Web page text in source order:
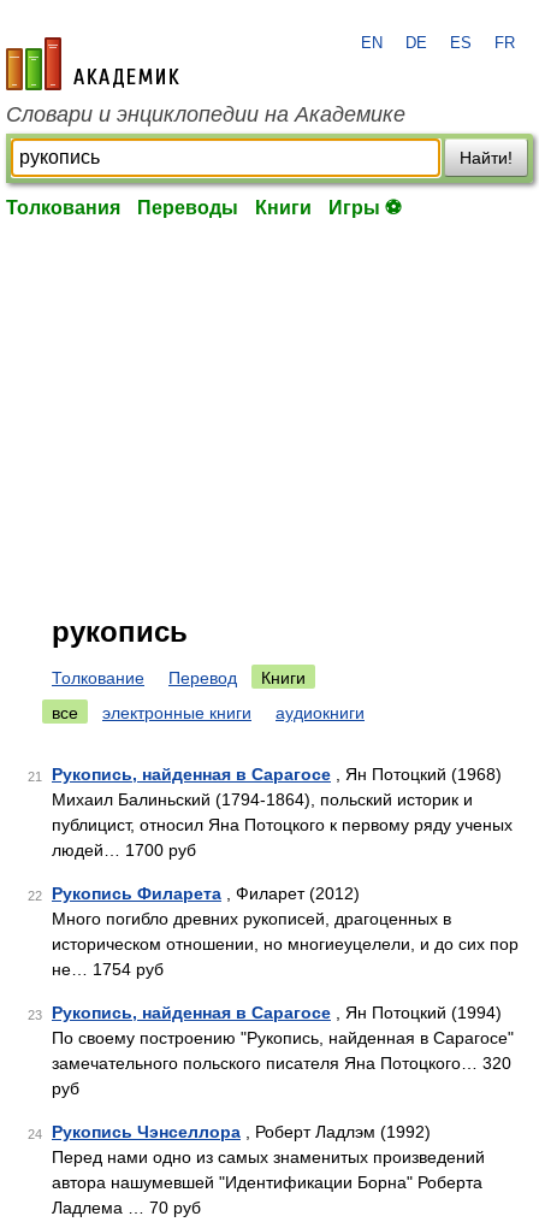
academic.ru
EN DE ES FR
Словари и энциклопедии на Академике
Найти!
Толкования Переводы Книги Игры ⚽
рукопись
Толкование Перевод
Книги
все
электронные книги аудиокниги
21 Рукопись, найденная в Сарагосе , Ян Потоцкий (1968)
Михаил Балиньский (1794-1864), польский историк и
публицист, относил Яна Потоцкого к первому ряду ученых
людей… 1700 руб
22 Рукопись Филарета , Филарет (2012)
Много погибло древних рукописей, драгоценных в
историческом отношении, но многиеуцелели, и до сих пор
не… 1754 руб
23 Рукопись, найденная в Сарагосе , Ян Потоцкий (1994)
По своему построению "Рукопись, найденная в Сарагосе"
замечательного польского писателя Яна Потоцкого… 320
руб
24 Рукопись Чэнселлора , Роберт Ладлэм (1992)
Перед нами одно из самых знаменитых произведений
автора нашумевшей "Идентификации Борна" Роберта
Ладлема … 70 руб